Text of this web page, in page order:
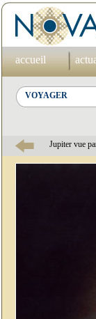
accueil
Jupiter vue